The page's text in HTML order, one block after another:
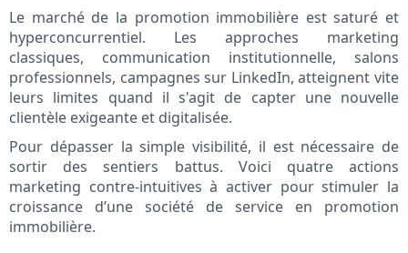
Le marché de la promotion immobilière est saturé et
hyperconcurrentiel. Les approches marketing
classiques, communication institutionnelle, salons
professionnels, campagnes sur LinkedIn, atteignent vite
leurs limites quand il s'agit de capter une nouvelle
clientèle exigeante et digitalisée.
Pour dépasser la simple visibilité, il est nécessaire de
sortir des sentiers battus. Voici quatre actions
marketing contre-intuitives à activer pour stimuler la
croissance d’une société de service en promotion
immobilière.